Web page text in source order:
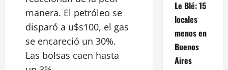
manera. El petróleo se
disparó a u$s100, el gas
se encareció un 30%.
Las bolsas caen hasta
Le Blé: 15
locales
menos en
Buenos
Aires